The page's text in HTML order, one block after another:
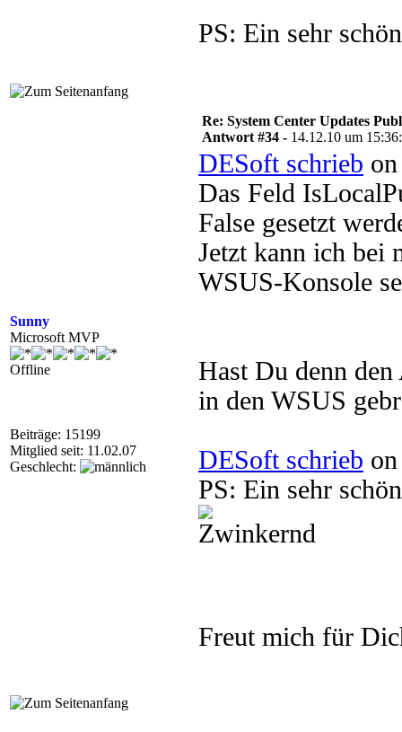
PS: Ein sehr
Sunny
Microsoft MVP
Offline
Beiträge: 15199
Mitglied seit: 11.02.07
Geschlecht:
Re: System Center Updates
Antwort #34 - 14.12.10 um
DESoft schrieb
Das Feld
False gesetzt
Jetzt kann ich bei
WSUS-Konsole
Hast Du denn
in den WSUS
DESoft schrieb
PS: Ein sehr
Freut mich für